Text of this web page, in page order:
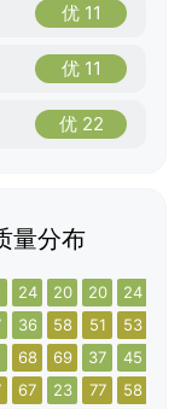
优 11
优 11
优 22
量分布
24 20 20 24
36 58 51 53
68 69 37 45
67 23 77 58